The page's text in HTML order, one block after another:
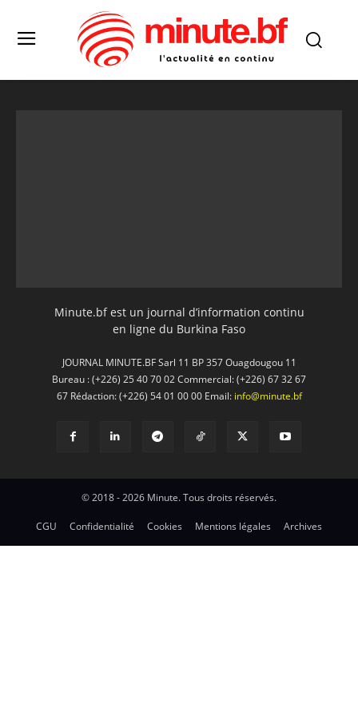
Minute.bf est un journal d’information continu
en ligne du Burkina Faso
JOURNAL MINUTE.BF Sarl 11 BP 357 Ouagdougou 11
Bureau : (+226) 25 40 70 02 Commercial: (+226) 67 32 67
67 Rédaction: (+226) 54 01 00 00 Email: info@minute.bf
© 2018 - 2026 Minute. Tous droits réservés.
CGU Confidentialité Cookies Mentions légales Archives